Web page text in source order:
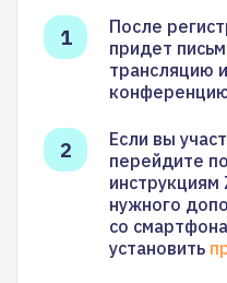
После
придет
трансляцию
Если вы
перейдите
инструкциям
нужного
со
установить